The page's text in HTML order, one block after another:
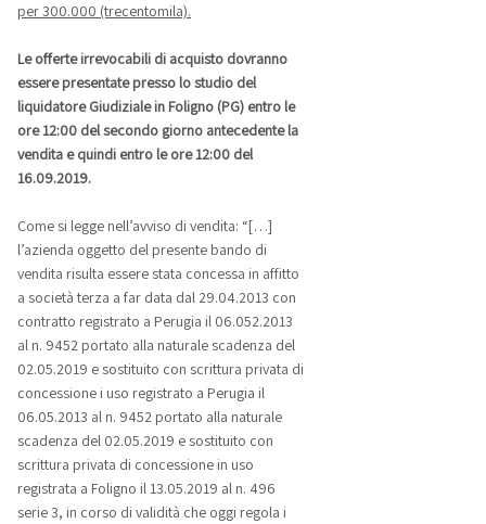
per 300.000 (trecentomila).
Le offerte irrevocabili di acquisto dovranno
essere presentate presso lo studio del
liquidatore Giudiziale in Foligno (PG) entro le
ore 12:00 del secondo giorno antecedente la
vendita e quindi entro le ore 12:00 del
16.09.2019.
Come si legge nell’avviso di vendita: “[…]
l’azienda oggetto del presente bando di
vendita risulta essere stata concessa in affitto
a società terza a far data dal 29.04.2013 con
contratto registrato a Perugia il 06.052.2013
al n. 9452 portato alla naturale scadenza del
02.05.2019 e sostituito con scrittura privata di
concessione i uso registrato a Perugia il
06.05.2013 al n. 9452 portato alla naturale
scadenza del 02.05.2019 e sostituito con
scrittura privata di concessione in uso
registrata a Foligno il 13.05.2019 al n. 496
serie 3, in corso di validità che oggi regola i